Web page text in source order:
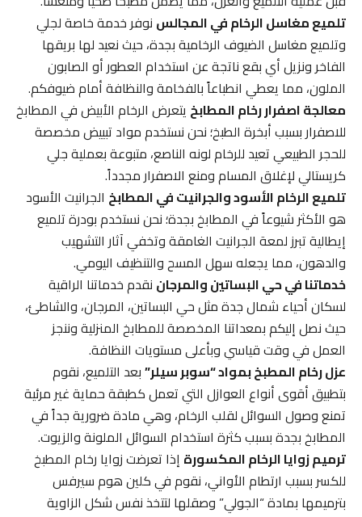
تلميع مغاسل الرخام في المجالسنوفر خدمة خاصة لجلي
وتلميع مغاسل الضيوف الرخامية بجدة، حيث نعيد لها بريقها
الفاخر ونزيل أي بقع ناتجة عن استخدام العطور أو الصابون
الملون، مما يعطي انطباعاً بالفخامة والنظافة أمام ضيوفكم.
معالجة اصفرار رخام المطابخيتعرض الرخام الأبيض في المطابخ
للاصفرار بسبب أبخرة الطبخ؛ نحن نستخدم مواد تبييض مخصصة
للحجر الطبيعي تعيد للرخام لونه الناصع، متبوعة بعملية جلي
كريستالي لإغلاق المسام ومنع الاصفرار مجدداً.
تلميع الرخام الأسود والجرانيت في المطابخالجرانيت الأسود
هو الأكثر شيوعاً في المطابخ بجدة؛ نحن نستخدم بودرة تلميع
إيطالية تبرز لمعة الجرانيت الغامقة وتخفي آثار التشهيب
والدهون، مما يجعله سهل المسح والتنظيف اليومي.
خدماتنا في حي البساتين والمرجاننقدم خدماتنا الراقية
لسكان أحياء شمال جدة مثل حي البساتين، المرجان، والشاطئ،
حيث نصل إليكم بمعداتنا المخصصة للمطابخ المنزلية وننجز
العمل في وقت قياسي وبأعلى مستويات النظافة.
عزل رخام المطبخ بمواد “سوبر سيلر”بعد التلميع، نقوم
بتطبيق أقوى أنواع العوازل التي تعمل كطبقة حماية غير مرئية
تمنع وصول السوائل لقلب الرخام، وهي مادة ضرورية جداً في
المطابخ بجدة بسبب كثرة استخدام السوائل الملونة والزيوت.
ترميم زوايا الرخام المكسورةإذا تعرضت زوايا رخام المطبخ
للكسر بسبب ارتطام الأواني، نقوم في كلين هوم سيرفس
بترميمها بمادة “الجولي” وصقلها لتتخذ نفس شكل الزاوية